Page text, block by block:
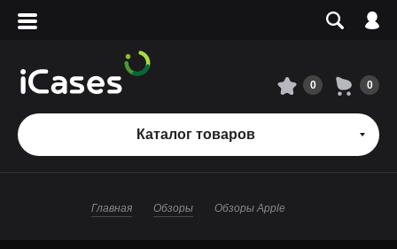
Вход
Сервисный центр
О магазине
0 0
Каталог товаров
Главная Обзоры Обзоры Apple